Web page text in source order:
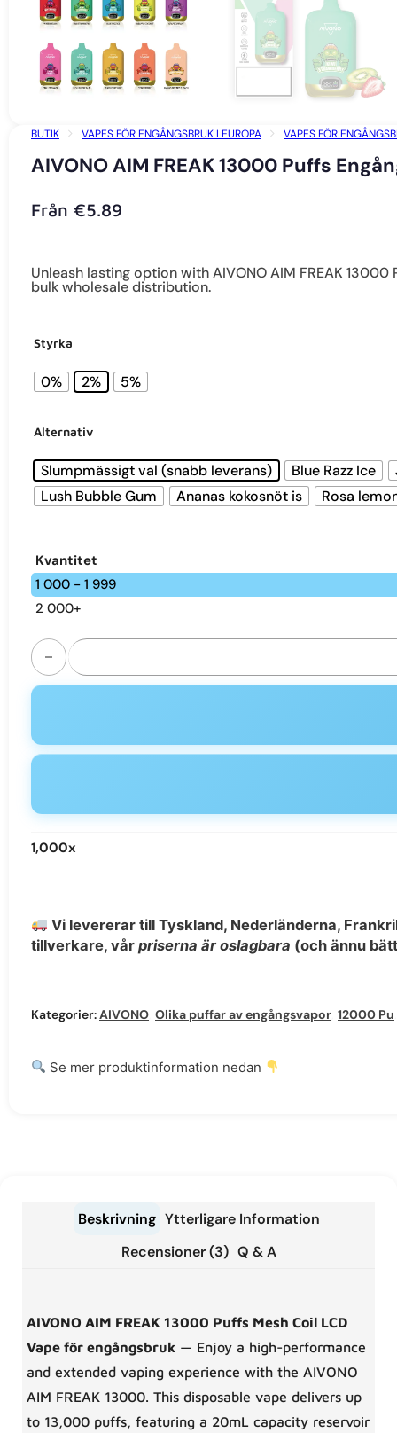
BUTIK VAPES FÖR ENGÅNGSBRUK I EUROPA VAPES FÖR
AIVONO AIM FREAK 13000 Puffs
Från €5.89
Unleash lasting option with AIVONO AIM FREAK
bulk wholesale distribution.
Styrka
0% 2% 5%
Alternativ
Slumpmässigt val (snabb leverans) Blue Razz Ice
Lush Bubble Gum
Ananas kokosnöt is Rosa
Kvantitet
1 000 - 1 999
2 000+
AIVONO AIM FREAK 13000 Puffs Disposable Vape - Mesh
1,000x
Vi levererar till Tyskland, Nederländerna,
tillverkare, vår priserna är oslagbara (och ännu
Kategorier:AIVONO Olika puffar av engångsvapor 12000 Puffs engångsvape
Se mer produktinformation nedan
Beskrivning Ytterligare Information
Recensioner (3) Q & A
AIVONO AIM FREAK 13000 Puffs Mesh Coil LCD
Vape för engångsbruk — Enjoy a high-performance
and extended vaping experience with the AIVONO
AIM FREAK 13000. This disposable vape delivers up
to 13,000 puffs, featuring a 20mL capacity reservoir